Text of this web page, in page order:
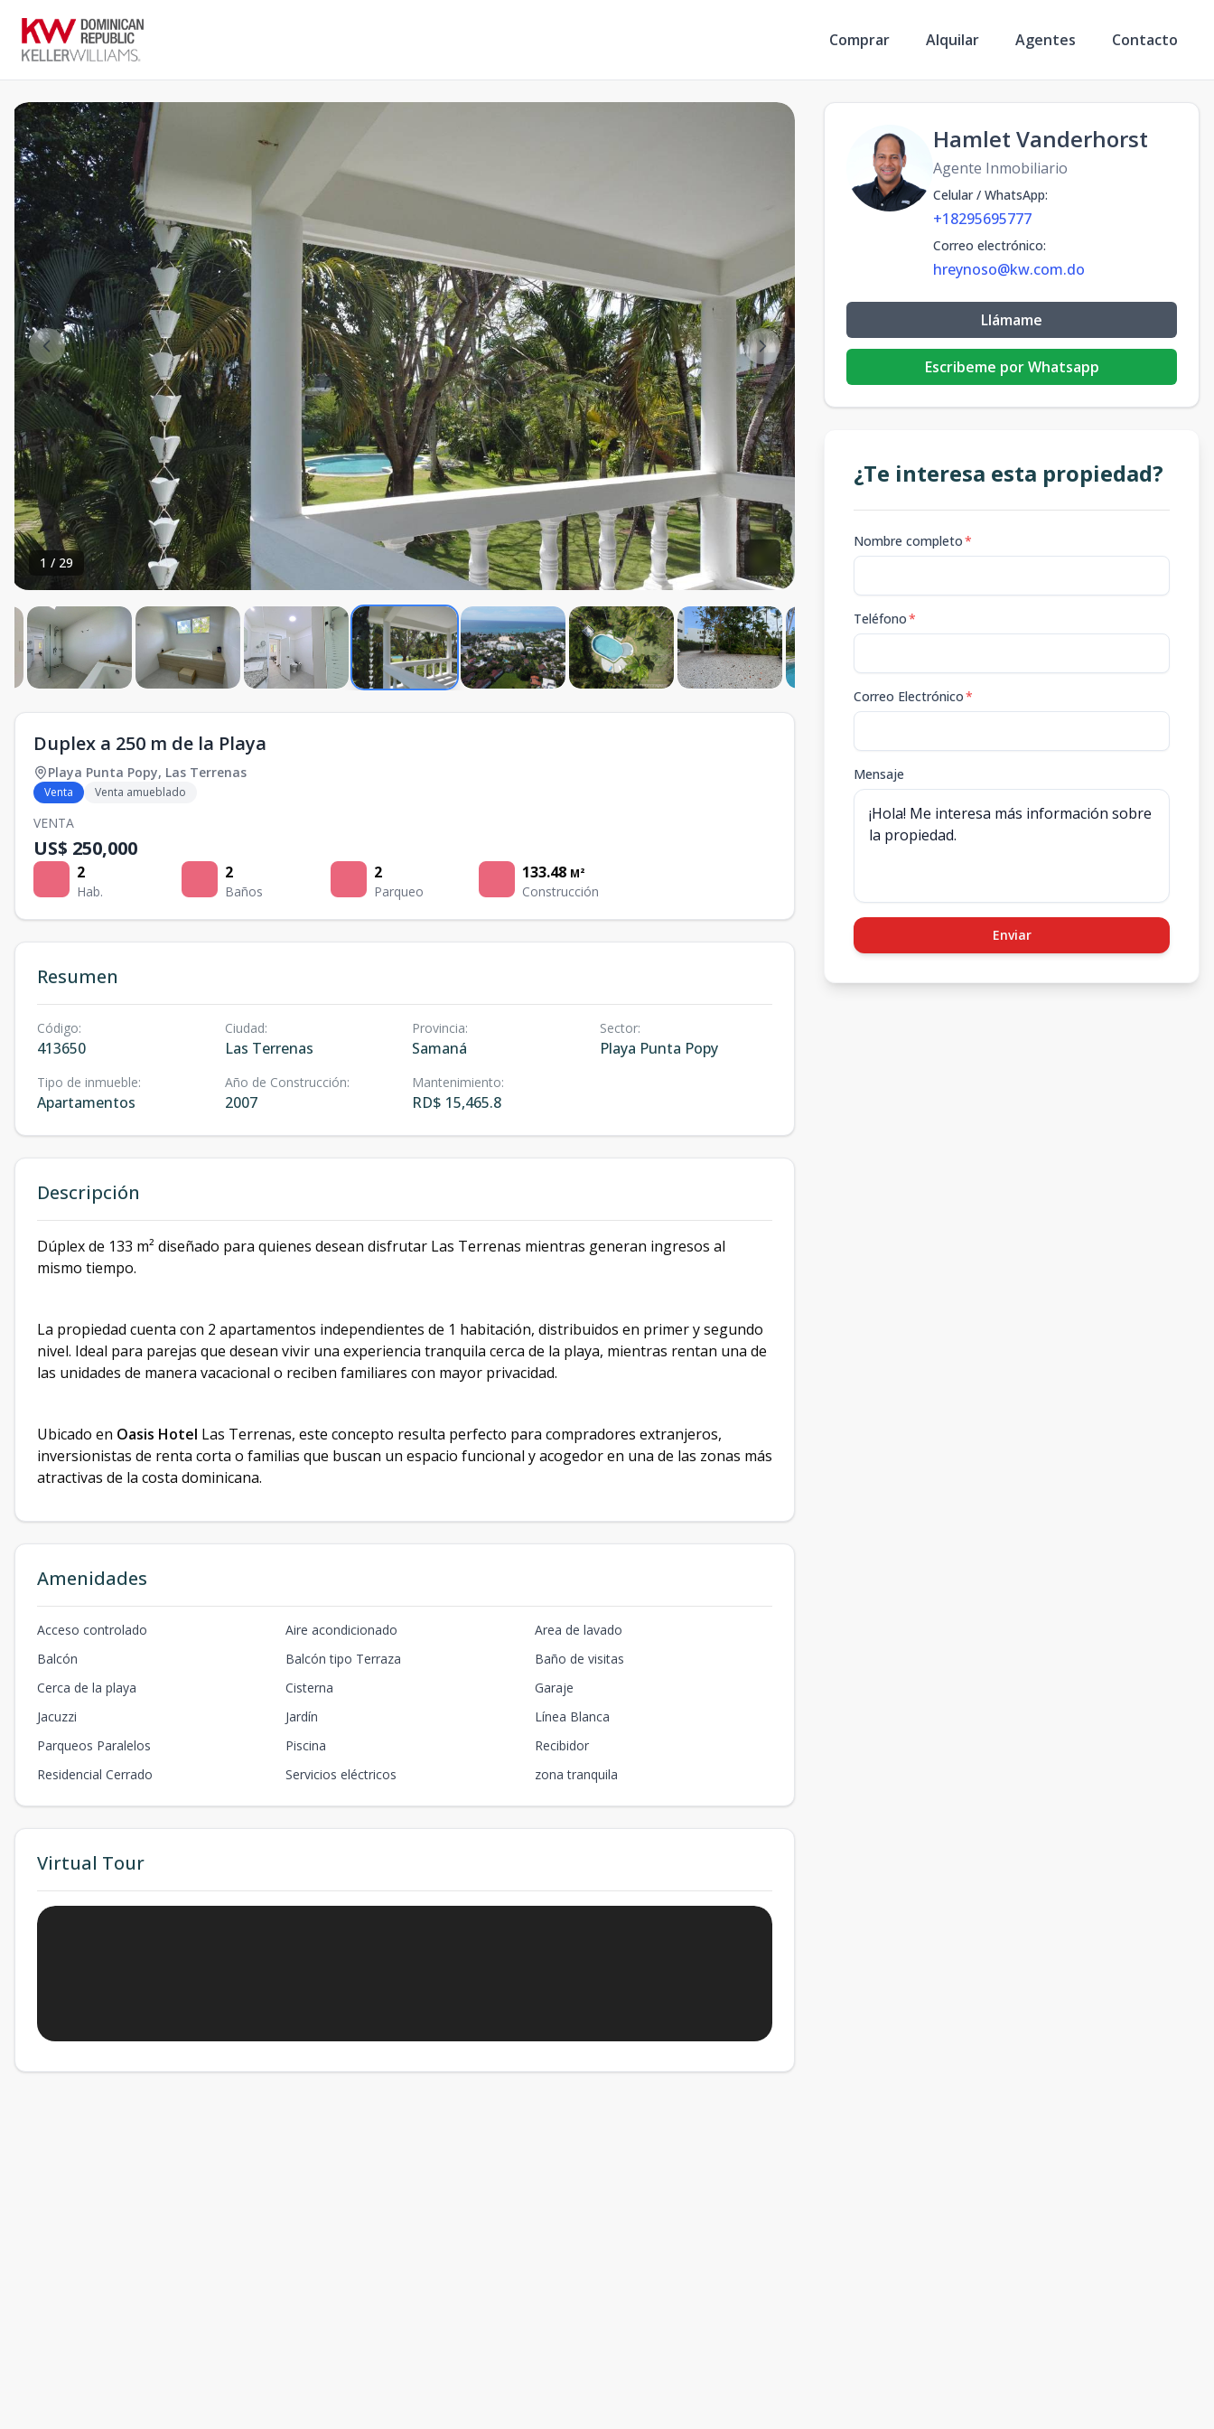
Comprar Alquilar Agentes Contacto
1 / 29
Duplex a 250 m de la Playa
Playa Punta Popy, Las Terrenas
Venta Venta amueblado
VENTA
US$ 250,000
2
Hab.
2
Baños
2
Parqueo
133.48 M²
Construcción
Resumen
Código:
413650
Ciudad:
Las Terrenas
Provincia:
Samaná
Sector:
Playa Punta Popy
Tipo de inmueble:
Apartamentos
Año de Construcción:
2007
Mantenimiento:
RD$ 15,465.8
Descripción
Dúplex de 133 m² diseñado para quienes desean disfrutar Las Terrenas mientras generan ingresos al
mismo tiempo.
La propiedad cuenta con 2 apartamentos independientes de 1 habitación, distribuidos en primer y segundo
nivel. Ideal para parejas que desean vivir una experiencia tranquila cerca de la playa, mientras rentan una de
las unidades de manera vacacional o reciben familiares con mayor privacidad.
Ubicado en Oasis Hotel Las Terrenas, este concepto resulta perfecto para compradores extranjeros,
inversionistas de renta corta o familias que buscan un espacio funcional y acogedor en una de las zonas más
atractivas de la costa dominicana.
Amenidades
Acceso controlado Aire acondicionado
Area de lavado
Balcón
Balcón tipo Terraza
Baño de visitas
Cerca de la playa
Cisterna
Garaje
Jacuzzi
Jardín
Línea Blanca
Parqueos Paralelos
Piscina
Recibidor
Residencial Cerrado
Servicios eléctricos zona tranquila
Virtual Tour
Hamlet Vanderhorst
Agente Inmobiliario
Celular / WhatsApp:
+18295695777
Correo electrónico:
hreynoso@kw.com.do
Llámame
Escribeme por Whatsapp
¿Te interesa esta propiedad?
Nombre completo*
Teléfono*
Correo Electrónico*
Mensaje
Enviar